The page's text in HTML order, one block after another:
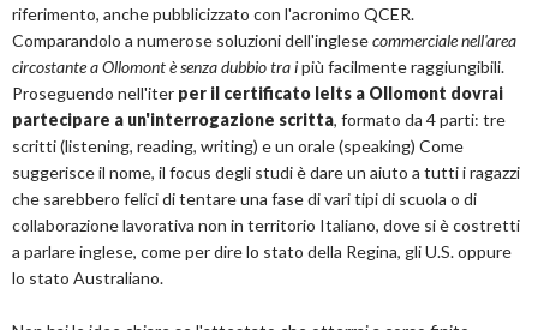
riferimento, anche pubblicizzato con l'acronimo QCER.
Comparandolo a numerose soluzioni dell'inglesecommerciale nell'area
circostante a Ollomont è senza dubbio tra ipiù facilmente raggiungibili.
Proseguendo nell'iter per il certificato Ielts a Ollomont dovrai
partecipare a un'interrogazione scritta, formato da 4 parti: tre
scritti (listening, reading, writing) e un orale (speaking) Come
suggerisce il nome, il focus degli studi è dare un aiuto a tutti i ragazzi
che sarebbero felici di tentare una fase di vari tipi di scuola o di
collaborazione lavorativa non in territorio Italiano, dove si è costretti
a parlare inglese, come per dire lo stato della Regina, gli U.S. oppure
lo stato Australiano.